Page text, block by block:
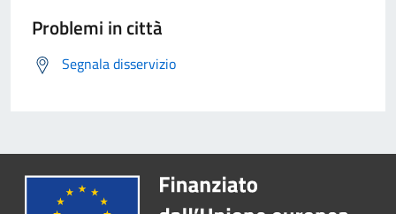
Problemi in città
Segnala disservizio